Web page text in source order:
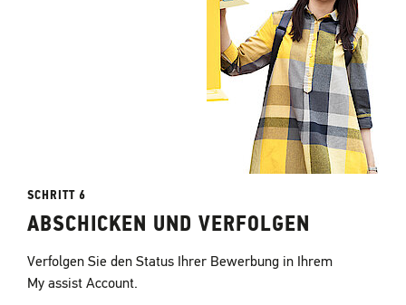
SCHRITT 6
ABSCHICKEN UND VERFOLGEN
Verfolgen Sie den Status Ihrer Bewerbung in Ihrem
My assist Account.